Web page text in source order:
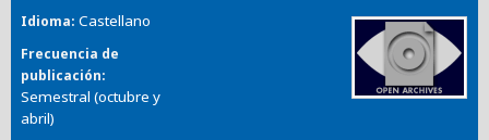
Idioma Castellano
Frecuencia de
publicación
Semestral (octubre y
abril)